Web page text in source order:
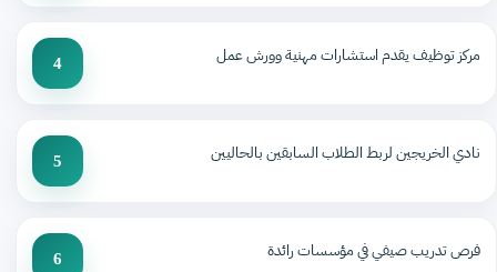
مركز توظيف يقدم استشارات مهنية وورش عمل 4
نادي الخريجين لربط الطلاب السابقين بالحاليين 5
فرص تدريب صيفي في مؤسسات رائدة 6